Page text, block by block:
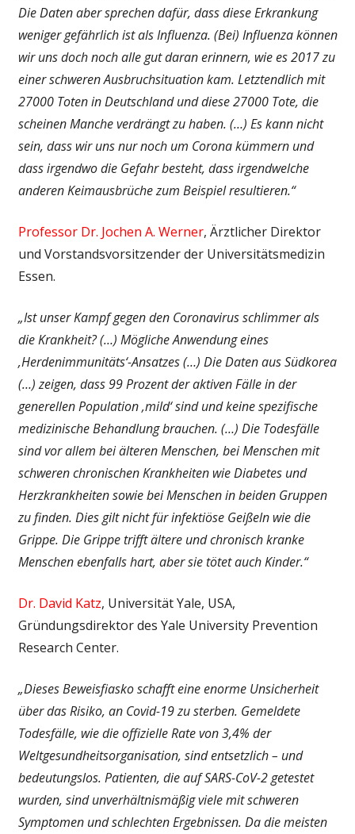
Die Daten aber sprechen dafür, dass diese Erkrankung
weniger gefährlich ist als Influenza. (Bei) Influenza können
wir uns doch noch alle gut daran erinnern, wie es 2017 zu
einer schweren Ausbruchsituation kam. Letztendlich mit
27000 Toten in Deutschland und diese 27000 Tote, die
scheinen Manche verdrängt zu haben. (…) Es kann nicht
sein, dass wir uns nur noch um Corona kümmern und
dass irgendwo die Gefahr besteht, dass irgendwelche
anderen Keimausbrüche zum Beispiel resultieren.“
Professor Dr. Jochen A. Werner, Ärztlicher Direktor
und Vorstandsvorsitzender der Universitätsmedizin
Essen.
„Ist unser Kampf gegen den Coronavirus schlimmer als
die Krankheit? (…) Mögliche Anwendung eines
‚Herdenimmunitäts‘-Ansatzes (…) Die Daten aus Südkorea
(…) zeigen, dass 99 Prozent der aktiven Fälle in der
generellen Population ‚mild‘ sind und keine spezifische
medizinische Behandlung brauchen. (…) Die Todesfälle
sind vor allem bei älteren Menschen, bei Menschen mit
schweren chronischen Krankheiten wie Diabetes und
Herzkrankheiten sowie bei Menschen in beiden Gruppen
zu finden. Dies gilt nicht für infektiöse Geißeln wie die
Grippe. Die Grippe trifft ältere und chronisch kranke
Menschen ebenfalls hart, aber sie tötet auch Kinder.“
Dr. David Katz, Universität Yale, USA,
Gründungsdirektor des Yale University Prevention
Research Center.
„Dieses Beweisfiasko schafft eine enorme Unsicherheit
über das Risiko, an Covid-19 zu sterben. Gemeldete
Todesfälle, wie die offizielle Rate von 3,4% der
Weltgesundheitsorganisation, sind entsetzlich – und
bedeutungslos. Patienten, die auf SARS-CoV-2 getestet
wurden, sind unverhältnismäßig viele mit schweren
Symptomen und schlechten Ergebnissen. Da die meisten